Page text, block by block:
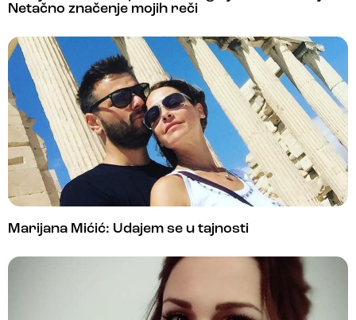
Netačno značenje mojih reči
Marijana Mićić: Udajem se u tajnosti